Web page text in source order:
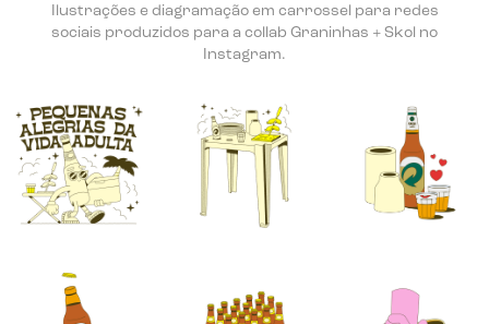
Ilustrações e diagramação em carrossel para redes
sociais produzidos para a collab Graninhas + Skol no
Instagram.